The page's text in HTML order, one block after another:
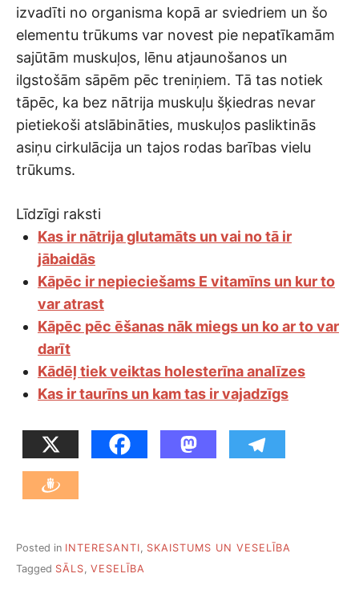
izvadīti no organisma kopā ar sviedriem un šo
elementu trūkums var novest pie nepatīkamām
sajūtām muskuļos, lēnu atjaunošanos un
ilgstošām sāpēm pēc treniņiem. Tā tas notiek
tāpēc, ka bez nātrija muskuļu šķiedras nevar
pietiekoši atslābināties, muskuļos pasliktinās
asiņu cirkulācija un tajos rodas barības vielu
trūkums.
Līdzīgi raksti
Kas ir nātrija glutamāts un vai no tā ir
jābaidās
Kāpēc ir nepieciešams E vitamīns un kur to
var atrast
Kāpēc pēc ēšanas nāk miegs un ko ar to var
darīt
Kādēļ tiek veiktas holesterīna analīzes
Kas ir taurīns un kam tas ir vajadzīgs
Posted in INTERESANTI
SKAISTUMS UN VESELĪBA
Tagged SĀLS VESELĪBA